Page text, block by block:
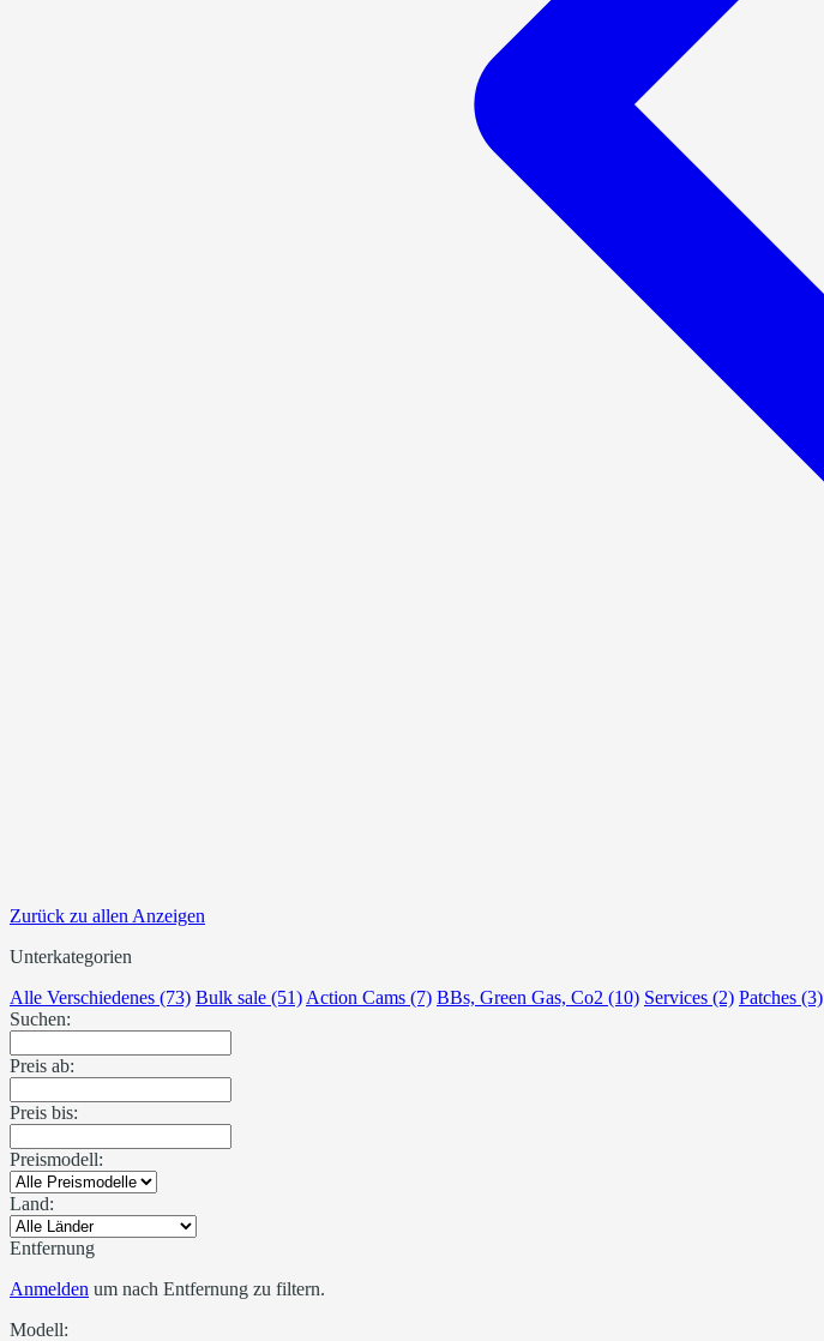
Zurück zu allen Anzeigen
Unterkategorien
Alle Verschiedenes (73) Bulk sale (51) Action Cams (7) BBs, Green Gas, Co2 (10) Services (2) Patches (3)
Suchen:
Preis ab:
Preis bis:
Preismodell:
Land:
Entfernung
Anmelden um nach Entfernung zu filtern.
Modell: